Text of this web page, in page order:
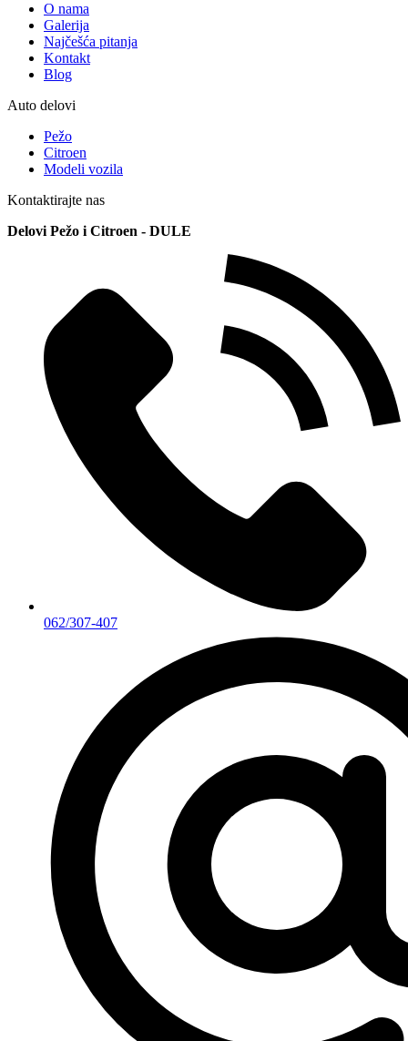
O nama
Galerija
Najčešća pitanja
Kontakt
Blog
Auto delovi
Pežo
Citroen
Modeli vozila
Kontaktirajte nas
Delovi Pežo i Citroen - DULE
062/307-407